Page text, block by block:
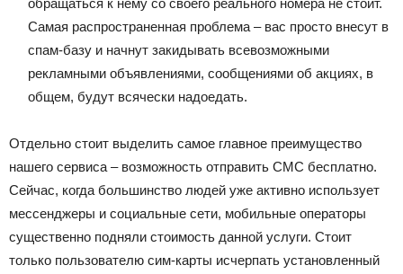
обращаться к нему со своего реального номера не стоит.
Самая распространенная проблема – вас просто внесут в
спам-базу и начнут закидывать всевозможными
рекламными объявлениями, сообщениями об акциях, в
общем, будут всячески надоедать.
Отдельно стоит выделить самое главное преимущество
нашего сервиса – возможность отправить СМС бесплатно.
Сейчас, когда большинство людей уже активно использует
мессенджеры и социальные сети, мобильные операторы
существенно подняли стоимость данной услуги. Стоит
только пользователю сим-карты исчерпать установленный